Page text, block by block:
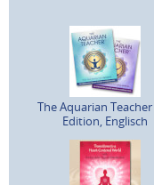
The Aquarian
Edition, Englisch